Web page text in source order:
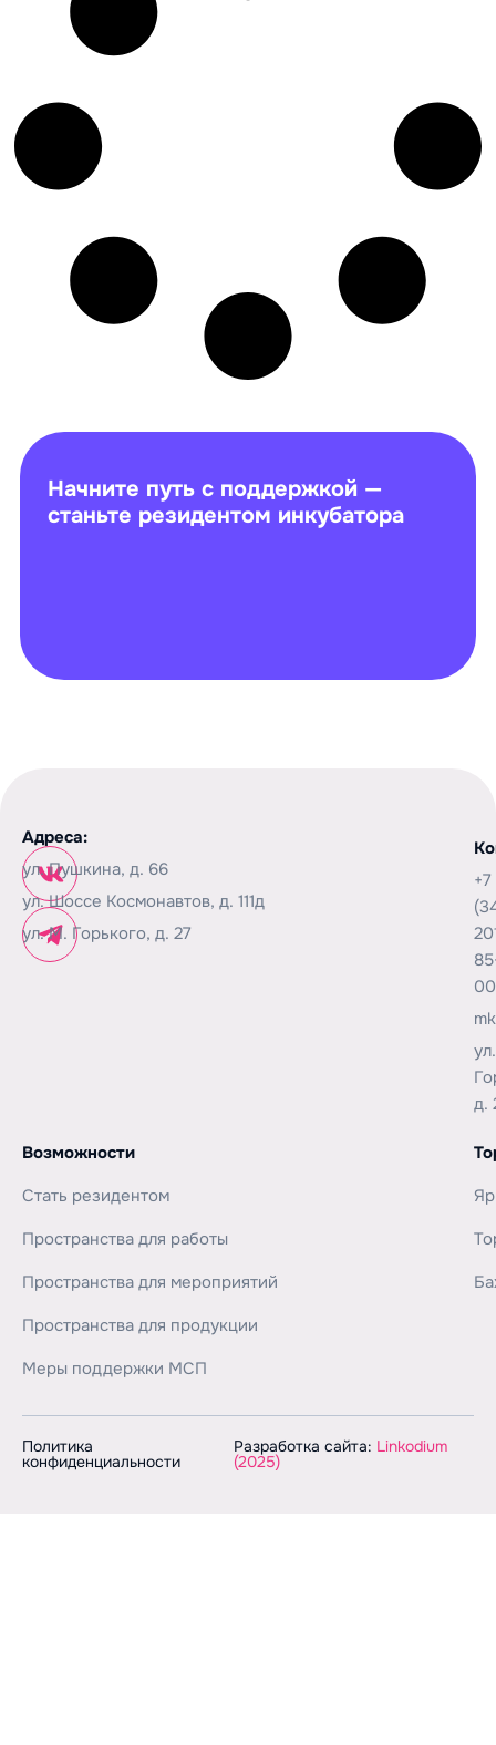
Начните путь с поддержкой —
станьте резидентом инкубатора
Адреса:
ул. Пушкина, д. 66
ул. Шоссе Космонавтов, д. 111д
ул. М. Горького, д. 27
+7
00
д.
Возможности
Стать резидентом
Пространства для работы
Пространства для мероприятий
Пространства для продукции
Меры поддержки МСП
Политика
конфиденциальности
Разработка сайта: Linkodium
(2025)